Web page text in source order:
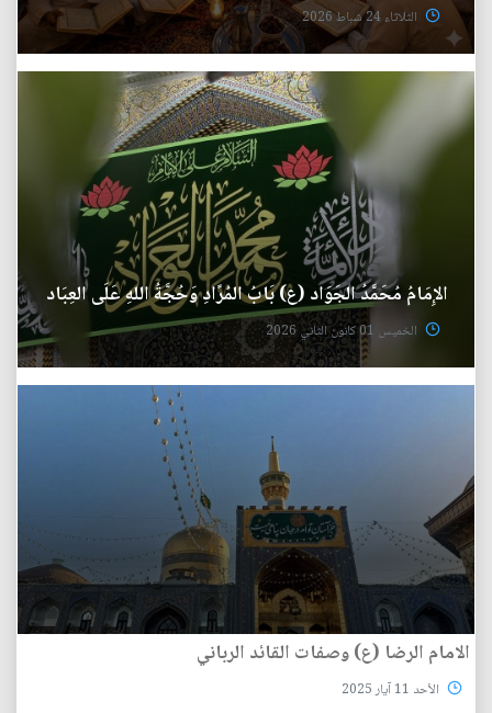
الثلاثاء 24 شباط 2026
الإِمَامُ مُحَمَّدُ الجَوَاد (ع) بَابُ المُرًادِ وَحُجَّةُ اللهِ عَلَى العِبَاد
الخميس 01 كانون الثاني 2026
الامام الرضا (ع) وصفات القائد الرباني
الأحد 11 آيار 2025